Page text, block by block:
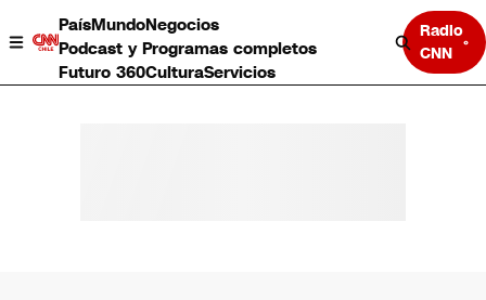
PaísMundoNegocios
Podcast y Programas completos
Futuro 360CulturaServicios
Radio
CNN